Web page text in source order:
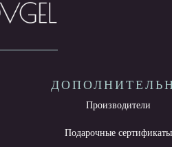
Производители
Подарочные сертификаты